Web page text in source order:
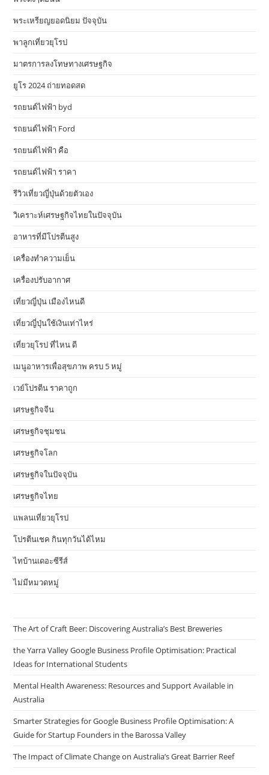
พระเหรียญยอดนิยม ปัจจุบัน
พาลูกเที่ยวยุโรป
มาตรการลงโทษทางเศรษฐกิจ
ยูโร 2024 ถ่ายทอดสด
รถยนต์ไฟฟ้า byd
รถยนต์ไฟฟ้า Ford
รถยนต์ไฟฟ้า คือ
รถยนต์ไฟฟ้า ราคา
รีวิวเที่ยวญี่ปุ่นด้วยตัวเอง
วิเคราะห์เศรษฐกิจไทยในปัจจุบัน
อาหารที่มีโปรตีนสูง
เครื่องทำความเย็น
เครื่องปรับอากาศ
เที่ยวญี่ปุ่น เมืองไหนดี
เที่ยวญี่ปุ่นใช้เงินเท่าไหร่
เที่ยวยุโรป ที่ไหน ดี
เมนูอาหารเพื่อสุขภาพ ครบ 5 หมู่
เวย์โปรตีน ราคาถูก
เศรษฐกิจจีน
เศรษฐกิจชุมชน
เศรษฐกิจโลก
เศรษฐกิจในปัจจุบัน
เศรษฐกิจไทย
แพลนเที่ยวยุโรป
โปรตีนเชค กินทุกวันได้ไหม
ไทบ้านเดอะซีรีส์
ไม่มีหมวดหมู่
The Art of Craft Beer: Discovering Australia’s Best Breweries
the Yarra Valley Google Business Profile Optimisation: Practical
Ideas for International Students
Mental Health Awareness: Resources and Support Available in
Australia
Smarter Strategies for Google Business Profile Optimisation: A
Guide for Startup Founders in the Barossa Valley
The Impact of Climate Change on Australia’s Great Barrier Reef